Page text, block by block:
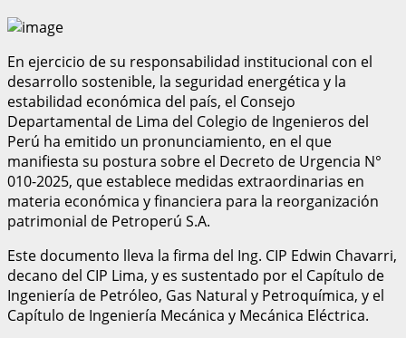
En ejercicio de su responsabilidad institucional con el
desarrollo sostenible, la seguridad energética y la
estabilidad económica del país, el Consejo
Departamental de Lima del Colegio de Ingenieros del
Perú ha emitido un pronunciamiento, en el que
manifiesta su postura sobre el Decreto de Urgencia N°
010-2025, que establece medidas extraordinarias en
materia económica y financiera para la reorganización
patrimonial de Petroperú S.A.
Este documento lleva la firma del Ing. CIP Edwin Chavarri,
decano del CIP Lima, y es sustentado por el Capítulo de
Ingeniería de Petróleo, Gas Natural y Petroquímica, y el
Capítulo de Ingeniería Mecánica y Mecánica Eléctrica.